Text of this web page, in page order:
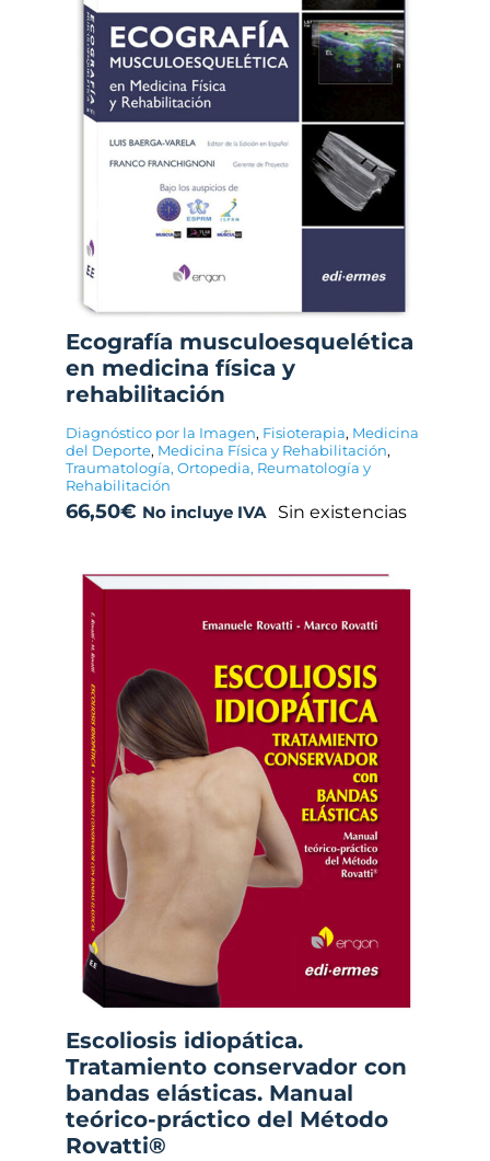
Ecografía musculoesquelética
en medicina física y
rehabilitación
Diagnóstico por la Imagen, Fisioterapia, Medicina
del Deporte, Medicina Física y Rehabilitación,
Traumatología, Ortopedia, Reumatología y
Rehabilitación
66,50€ No incluye IVA Sin existencias
Escoliosis idiopática.
Tratamiento conservador con
bandas elásticas. Manual
teórico-práctico del Método
Rovatti®